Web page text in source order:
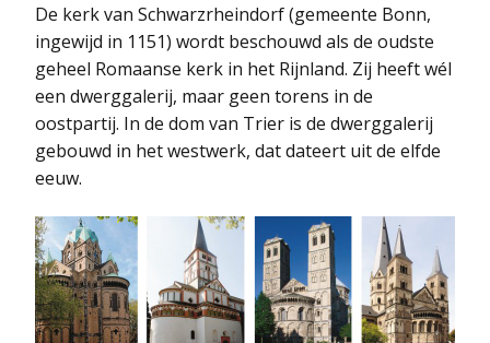
De kerk van Schwarzrheindorf (gemeente Bonn,
ingewijd in 1151) wordt beschouwd als de oudste
geheel Romaanse kerk in het Rijnland. Zij heeft wél
een dwerggalerij, maar geen torens in de
oostpartij. In de dom van Trier is de dwerggalerij
gebouwd in het westwerk, dat dateert uit de elfde
eeuw.